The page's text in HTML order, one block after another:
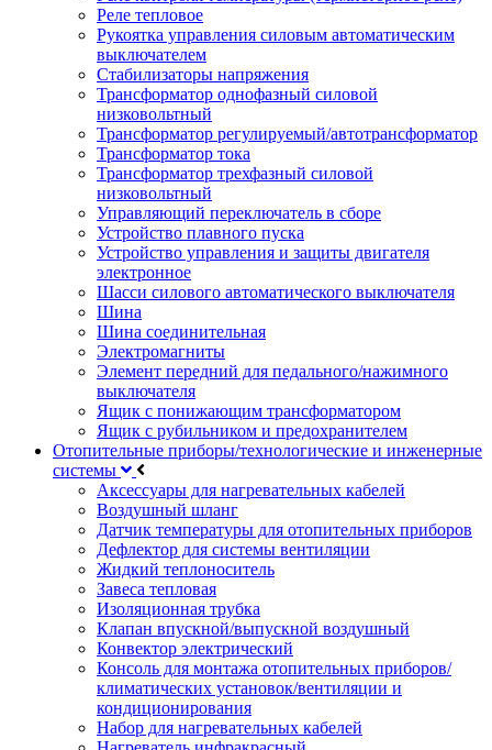
Реле тепловое
Рукоятка управления силовым автоматическим
выключателем
Стабилизаторы напряжения
Трансформатор однофазный силовой
низковольтный
Трансформатор регулируемый/автотрансформатор
Трансформатор тока
Трансформатор трехфазный силовой
низковольтный
Управляющий переключатель в сборе
Устройство плавного пуска
Устройство управления и защиты двигателя
электронное
Шасси силового автоматического выключателя
Шина
Шина соединительная
Электромагниты
Элемент передний для педального/нажимного
выключателя
Ящик с понижающим трансформатором
Ящик с рубильником и предохранителем
Отопительные приборы/технологические и инженерные
системы
Аксессуары для нагревательных кабелей
Воздушный шланг
Датчик температуры для отопительных приборов
Дефлектор для системы вентиляции
Жидкий теплоноситель
Завеса тепловая
Изоляционная трубка
Клапан впускной/выпускной воздушный
Конвектор электрический
Консоль для монтажа отопительных приборов/
климатических установок/вентиляции и
кондиционирования
Набор для нагревательных кабелей